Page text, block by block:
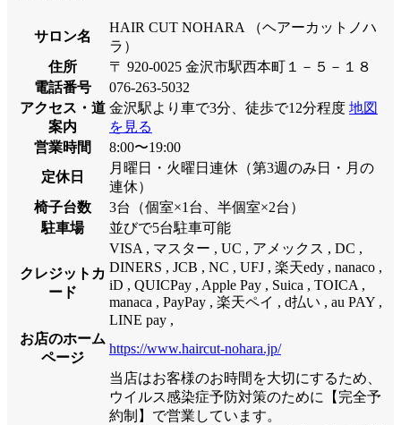
サロン名
HAIR CUT NOHARA （ヘアーカットノハ
ラ）
住所
〒 920-0025 金沢市駅西本町１－５－１８
電話番号
076-263-5032
アクセス・道
案内
金沢駅より車で3分、徒歩で12分程度 地図
を見る
営業時間
8:00〜19:00
定休日
月曜日・火曜日連休（第3週のみ日・月の
連休）
椅子台数
3台（個室×1台、半個室×2台）
駐車場
並びで5台駐車可能
クレジットカ
ード
VISA , マスター , UC , アメックス , DC ,
DINERS , JCB , NC , UFJ , 楽天edy , nanaco ,
iD , QUICPay , Apple Pay , Suica , TOICA ,
manaca , PayPay , 楽天ペイ , d払い , au PAY ,
LINE pay ,
お店のホーム
ページ
https://www.haircut-nohara.jp/
当店はお客様のお時間を大切にするため、
ウイルス感染症予防対策のために【完全予
約制】で営業しています。